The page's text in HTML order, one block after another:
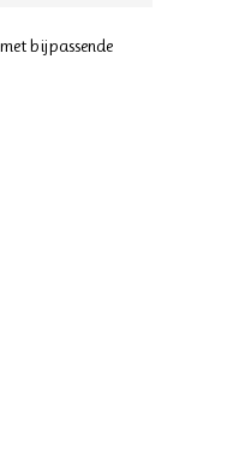
bijpassende